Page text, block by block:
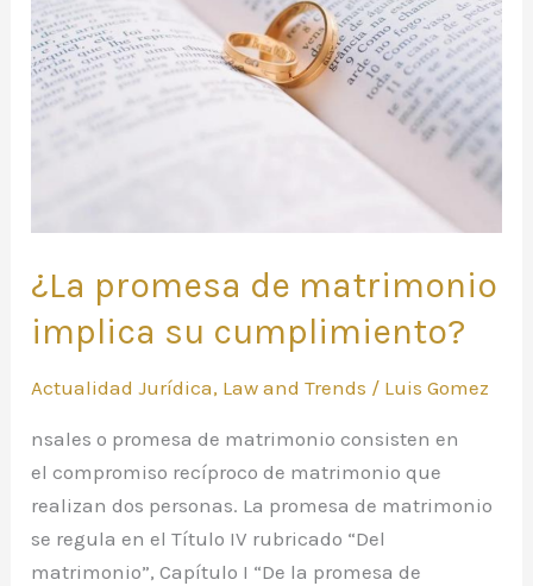
¿La promesa de matrimonio
implica su cumplimiento?
Actualidad Jurídica, Law and Trends / Luis Gomez
nsales o promesa de matrimonio consisten en
el compromiso recíproco de matrimonio que
realizan dos personas. La promesa de matrimonio
se regula en el Título IV rubricado “Del
matrimonio”, Capítulo I “De la promesa de
implica
su
cumplimiento?